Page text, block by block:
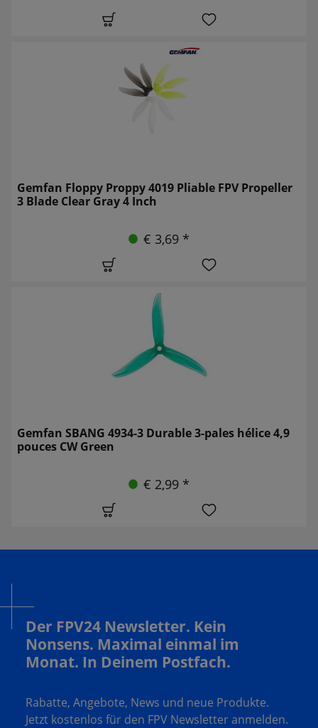
Gemfan Floppy Proppy 4019 Pliable FPV Propeller
3 Blade Clear Gray 4 Inch
€ 3,69 *
Gemfan SBANG 4934-3 Durable 3-pales hélice 4,9
pouces CW Green
€ 2,99 *
Der FPV24 Newsletter. Kein
Nonsens. Maximal einmal im
Monat. In Deinem Postfach.
Rabatte, Angebote, News und neue Produkte.
Jetzt kostenlos für den FPV Newsletter anmelden.